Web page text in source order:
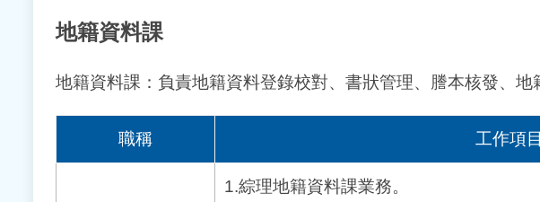
地籍資料課
地籍資料課：負責地籍資料登錄校對、書狀管理、謄本核發、
職稱 工作項目
1.綜理地籍資料課業務。